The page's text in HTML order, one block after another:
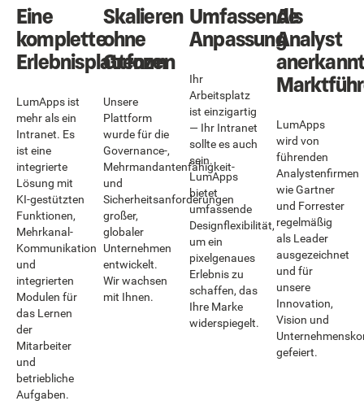
Eine
komplette
Erlebnisplattform
LumApps ist
mehr als ein
Intranet. Es
ist eine
integrierte
Lösung mit
KI-gestützten
Funktionen,
Mehrkanal-
Kommunikation
und
integrierten
Modulen für
das Lernen
der
Mitarbeiter
und
betriebliche
Aufgaben.
Skalieren
ohne
Grenzen
Unsere
Plattform
wurde für die
Governance-,
Mehrmandantenfähigkeit-
und
Sicherheitsanforderungen
großer,
globaler
Unternehmen
entwickelt.
Wir wachsen
mit Ihnen.
Umfassende
Anpassung
Ihr
Arbeitsplatz
ist einzigartig
— Ihr Intranet
sollte es auch
sein.
LumApps
bietet
umfassende
Designflexibilität,
um ein
pixelgenaues
Erlebnis zu
schaffen, das
Ihre Marke
widerspiegelt.
Als
Analyst
LumApps
wird von
führenden
Analystenfirmen
wie Gartner
und Forrester
regelmäßig
als Leader
ausgezeichnet
und für
unsere
Innovation,
Vision und
gefeiert.